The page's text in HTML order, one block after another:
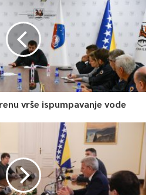
vrše ispumpavanje vode